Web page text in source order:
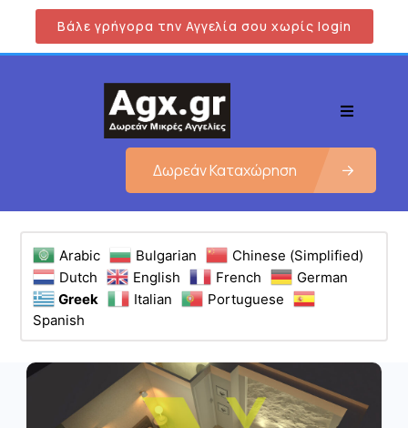
Βάλε γρήγορα την Αγγελία σου χωρίς login
Δωρεάν Καταχώρηση
Arabic Bulgarian
Chinese (Simplified)
Dutch
English French
German
Greek
Italian
Portuguese
Spanish